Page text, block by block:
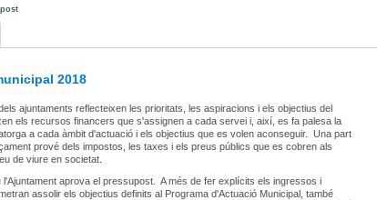
2018
ajuntaments reflecteixen les prioritats, les aspiracions i els objectius del
els recursos financers que s'assignen a cada servei i, així, es fa palesa la
a cada àmbit d'actuació i els objectius que es volen aconseguir. Una part
prové dels impostos, les taxes i els preus públics que es cobren als
de viure en societat.
l'Ajuntament aprova el pressupost. A més de fer explícits els ingressos i
assolir els objectius definits al Programa d'Actuació Municipal, també